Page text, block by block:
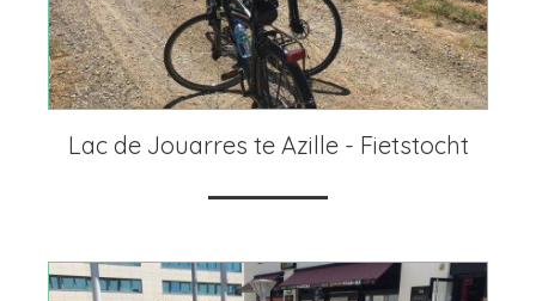
Lac de Jouarres te Azille - Fietstocht